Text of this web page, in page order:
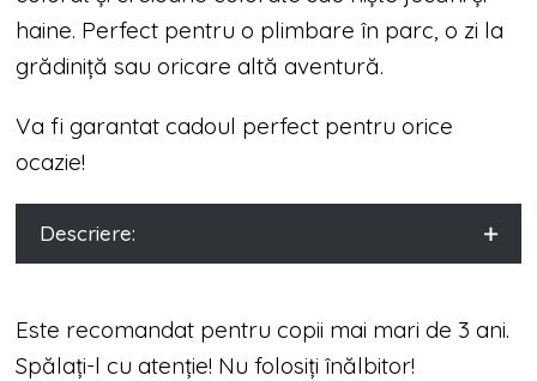
haine. Perfect pentru o plimbare în parc, o zi la
grădiniță sau oricare altă aventură.
Va fi garantat cadoul perfect pentru orice
ocazie!
Descriere:
Este recomandat pentru copii mai mari de 3 ani.
Spălați-l cu atenție! Nu folosiți înălbitor!